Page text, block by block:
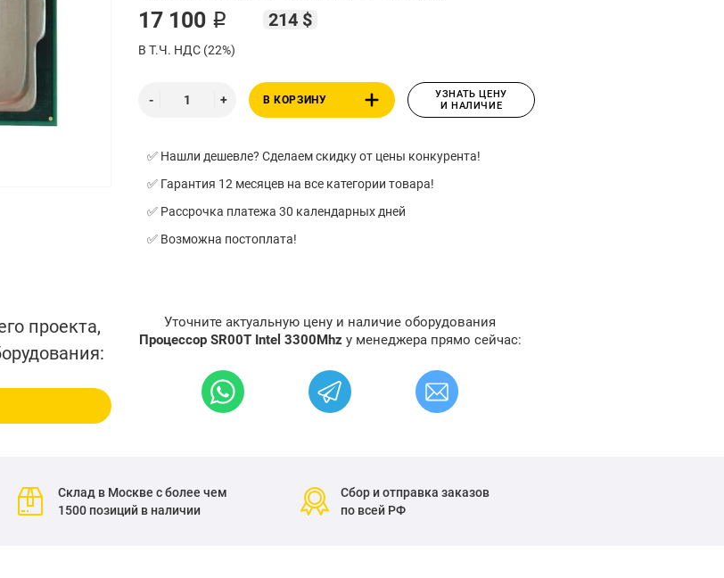
17 100 ₽ 214 $
В Т.Ч. НДС (22%)
В КОРЗИНУ
УЗНАТЬ ЦЕНУ
И НАЛИЧИЕ
✅ Нашли дешевле? Сделаем скидку от цены конкурента!
✅ Гарантия 12 месяцев на все категории товара!
✅ Рассрочка платежа 30 календарных дней
✅ Возможна постоплата!
проекта,
Уточните актуальную цену и наличие оборудования
Процессор SR00T Intel 3300Mhz у менеджера прямо сейчас:
Склад в Москве с более чем
1500 позиций в наличии
Сбор и отправка заказов
по всей РФ